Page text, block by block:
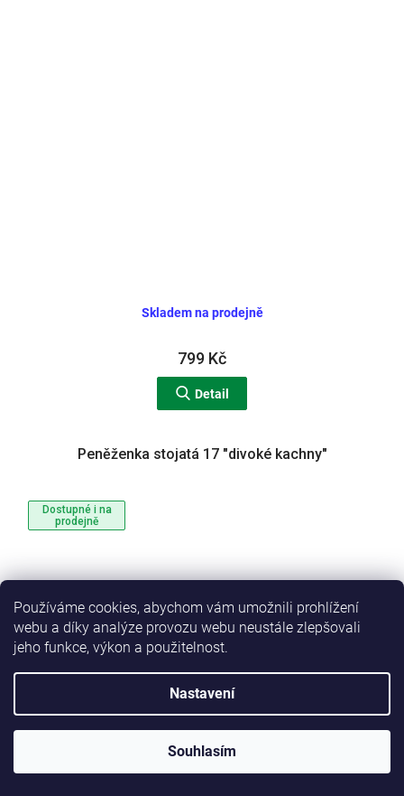
Používáme cookies, abychom vám umožnili prohlížení
webu a díky analýze provozu webu neustále zlepšovali
jeho funkce, výkon a použitelnost.
Nastavení
Souhlasím
Skladem na prodejně
799 Kč
Detail
Dostupné i na
prodejně
Peněženka stojatá 17 "divoké kachny"